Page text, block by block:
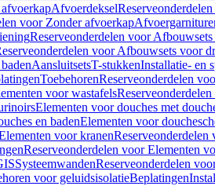
Afvoerdeksel
voor Zonder afvoerkap
Reserveonderdelen voor
voor Afbouwsets voor
AansluitsetsT-stukkenInstallatie- en
ToebehorenReserveonderdelen
voor wastafels
Elementen voor douches met
en badenElementen voor
voor kranenReserveonderdelen
Reserveonderdelen voor Elementen
SysteemwandenReserveonderdelen
voor geluidsisolatieBeplatingen